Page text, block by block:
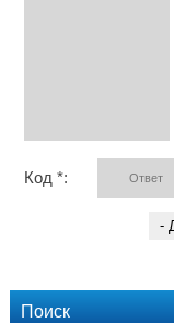
Код *:
Поиск